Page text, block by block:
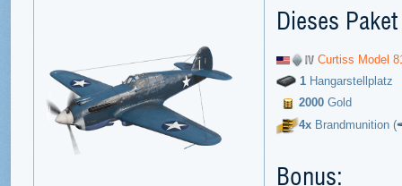
Dieses
Curtiss Model
1 Hangarstellplatz
2000 Gold
4x Brandmunition (
Bonus: